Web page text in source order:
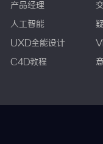
产品经理
人工智能
UXD全能设计
C4D教程